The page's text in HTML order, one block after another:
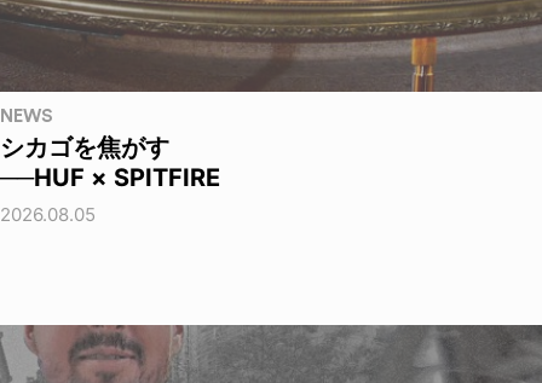
NEWS
シカゴを焦がす
──HUF × SPITFIRE
2026.08.05